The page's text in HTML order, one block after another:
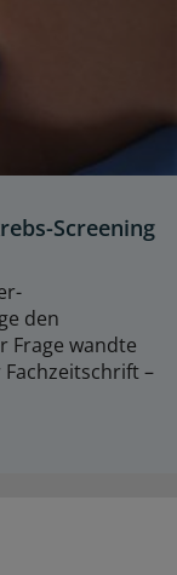
Screening
den
Frage wandte
–